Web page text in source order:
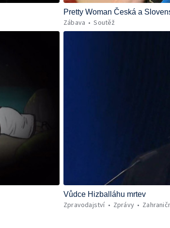
Pretty Woman Česká a
Zábava Soutěž
Vůdce Hizballáhu mrtev
Zpravodajství Zprávy